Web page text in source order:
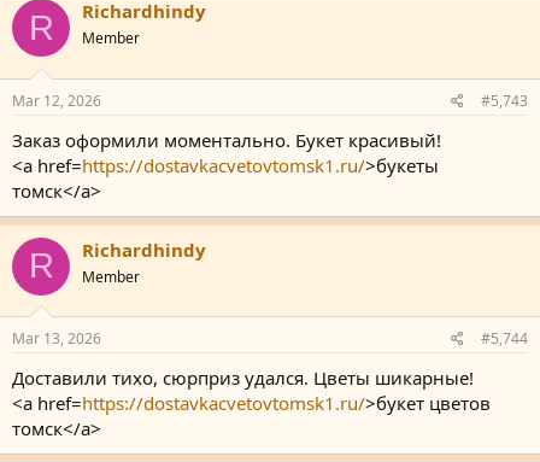
R Richardhindy
Member
Mar 12, 2026 #5,743
Заказ оформили моментально. Букет красивый!
<a href=https://dostavkacvetovtomsk1.ru/>букеты
томск</a>
R Richardhindy
Member
Mar 13, 2026 #5,744
Доставили тихо, сюрприз удался. Цветы шикарные!
<a href=https://dostavkacvetovtomsk1.ru/>букет цветов
томск</a>